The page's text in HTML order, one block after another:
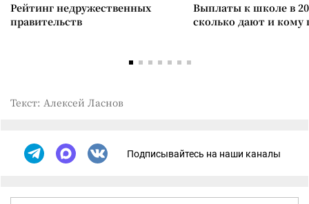
Рейтинг недружественных
правительств
Выплаты к школе в
сколько дают и
Текст: Алексей Ласнов
Подписывайтесь на наши каналы